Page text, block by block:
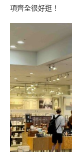
項齊全很好逛！